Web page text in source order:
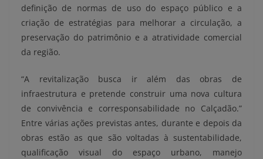
definição de normas de uso do espaço público e a
criação de estratégias para melhorar a circulação, a
preservação do patrimônio e a atratividade comercial
da região.
“A revitalização busca ir além das obras de
infraestrutura e pretende construir uma nova cultura
de convivência e corresponsabilidade no Calçadão.”
Entre várias ações previstas antes, durante e depois da
obras estão as que são voltadas à sustentabilidade,
qualificação visual do espaço urbano, manejo